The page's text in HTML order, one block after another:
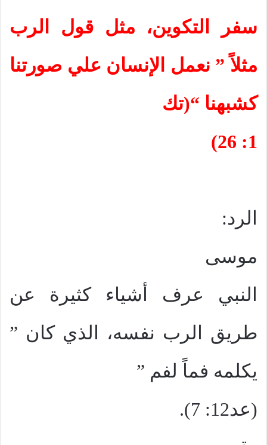
سفر التكوين، مثل قول الرب
مثلاً ” نعمل الإنسان علي صورتنا
كشبهنا “(تك
1: 26)
الرد:
موسى
النبي عرف أشياء كثيرة عن
طريق الرب نفسه، الذي كان ”
يكلمه فماً لفم ”
(عد12: 7).